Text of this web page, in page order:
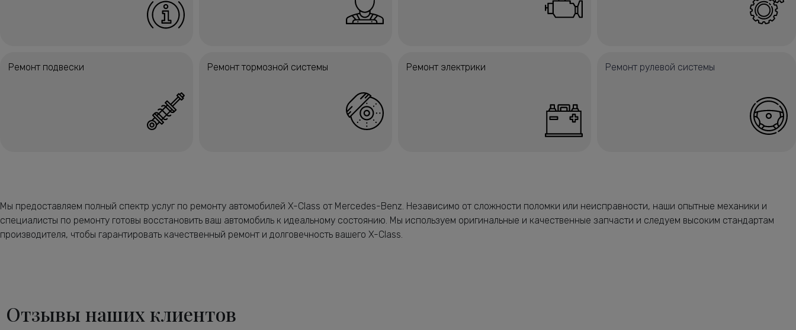
Ремонт подвески Ремонт тормозной системы Ремонт электрики Ремонт рулевой системы
Мы предоставляем полный спектр услуг по ремонту автомобилей X-Class от Mercedes-Benz. Независимо от сложности поломки или неисправности, наши опытные механики и
специалисты по ремонту готовы восстановить ваш автомобиль к идеальному состоянию. Мы используем оригинальные и качественные запчасти и следуем высоким стандартам
производителя, чтобы гарантировать качественный ремонт и долговечность вашего X-Class.
Отзывы наших клиентов